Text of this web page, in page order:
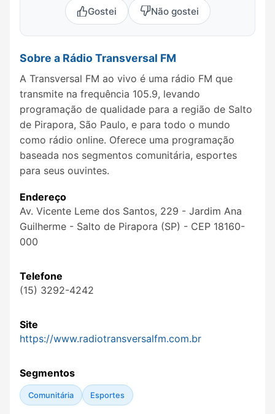
Gostei Não gostei
Sobre a Rádio Transversal FM
A Transversal FM ao vivo é uma rádio FM que
transmite na frequência 105.9, levando
programação de qualidade para a região de Salto
de Pirapora, São Paulo, e para todo o mundo
como rádio online. Oferece uma programação
baseada nos segmentos comunitária, esportes
para seus ouvintes.
Endereço
Av. Vicente Leme dos Santos, 229 - Jardim Ana
Guilherme - Salto de Pirapora (SP) - CEP 18160-
000
Telefone
(15) 3292-4242
Site
https://www.radiotransversalfm.com.br
Segmentos
Comunitária Esportes